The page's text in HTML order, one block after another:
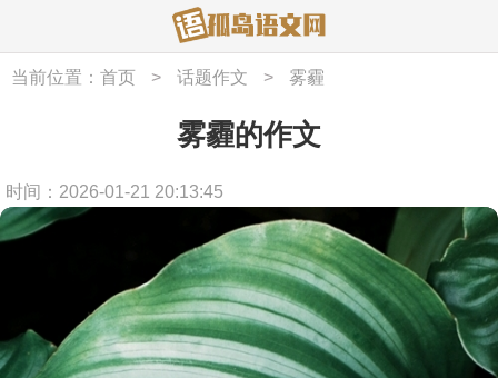
当前位置： 首页 > 话题作文 > 雾霾
雾霾的作文
时间：2026-01-21 20:13:45